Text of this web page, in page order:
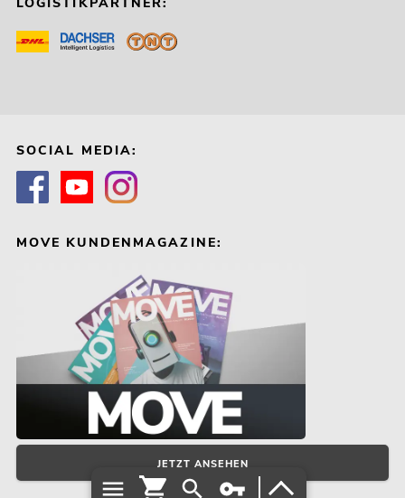
LOGISTIKPARTNER:
SOCIAL MEDIA:
MOVE KUNDENMAGAZINE:
JETZT ANSEHEN